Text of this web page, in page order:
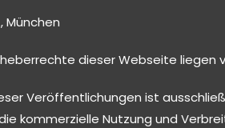
München
dieser Webseite
Veröffentlichungen ist
kommerzielle Nutzung und